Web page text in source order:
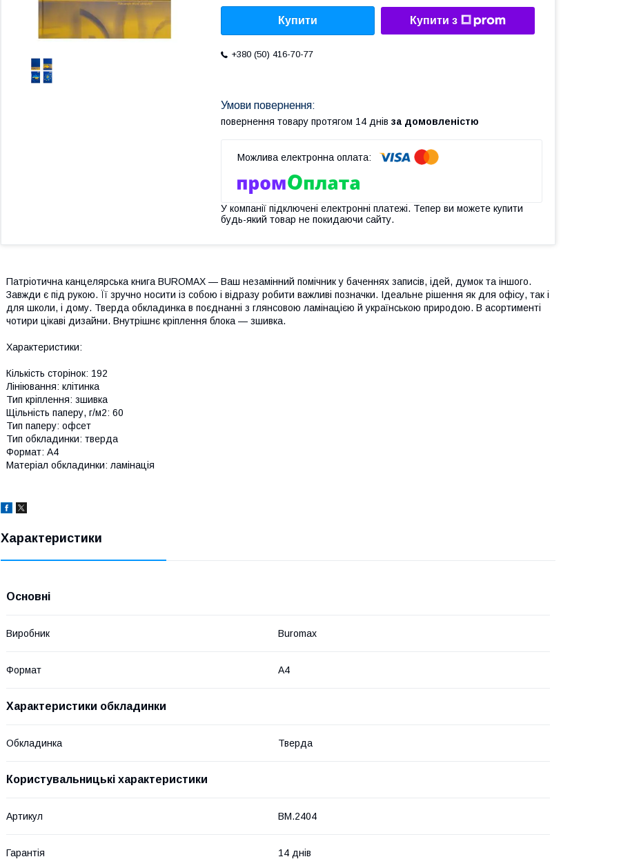
Купити Купити з
+380 (50) 416-70-77
повернення товару протягом 14 днів за домовленістю
У компанії підключені електронні платежі. Тепер ви можете купити
будь-який товар не покидаючи сайту.
Патріотична канцелярська книга BUROMAX — Ваш незамінний помічник у баченнях записів, ідей, думок та іншого.
Завжди є під рукою. Її зручно носити із собою і відразу робити важливі позначки. Ідеальне рішення як для офісу, так і
для школи, і дому. Тверда обкладинка в поєднанні з глянсовою ламінацією й українською природою. В асортименті
чотири цікаві дизайни. Внутрішнє кріплення блока — зшивка.
Характеристики:
Кількість сторінок: 192
Лініювання: клітинка
Тип кріплення: зшивка
Щільність паперу, г/м2: 60
Тип паперу: офсет
Тип обкладинки: тверда
Формат: А4
Матеріал обкладинки: ламінація
Характеристики
Основні
Виробник Buromax
Формат A4
Характеристики обкладинки
Обкладинка Тверда
Користувальницькі характеристики
Артикул BM.2404
Гарантія 14 днів